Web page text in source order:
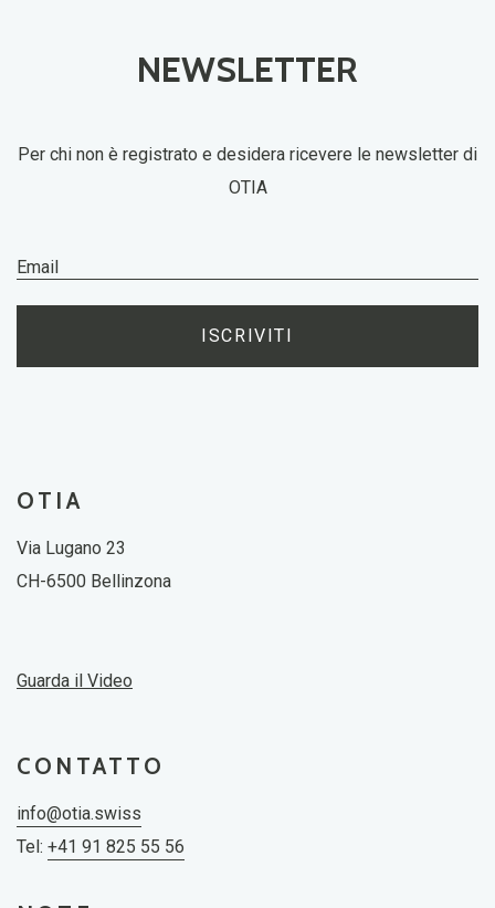
NEWSLETTER
Per chi non è registrato e desidera ricevere le newsletter di
OTIA
ISCRIVITI
OTIA
Via Lugano 23
CH-6500 Bellinzona
Guarda il Video
CONTATTO
info@otia.swiss
Tel: +41 91 825 55 56